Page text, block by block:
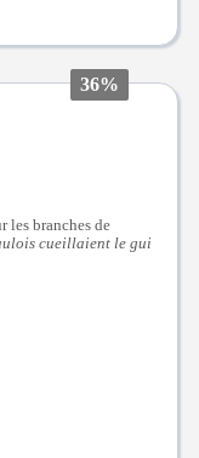
36%
les branches de
cueillaient le gui